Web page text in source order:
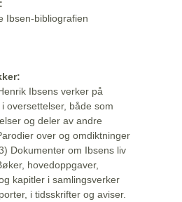
Ibsen-bibliografien
Ibsens verker på
oversettelser, både som
og deler av andre
over og omdiktninger
Dokumenter om Ibsens liv
hovedoppgaver,
kapitler i samlingsverker
i tidsskrifter og aviser.